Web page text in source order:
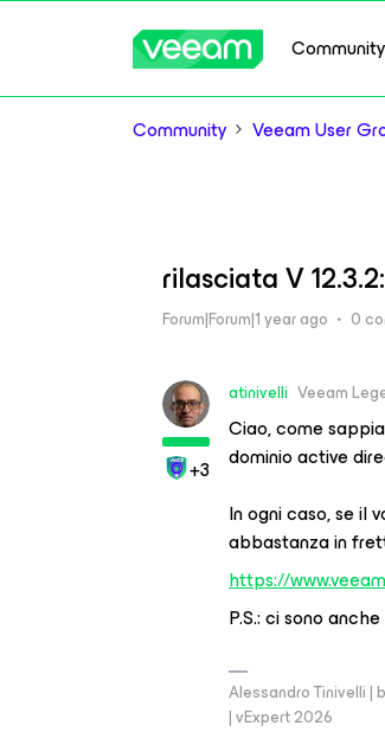
Community
Community Veeam User
rilasciata V
Forum|Forum|1 year ago 0
+3
atinivelli Veeam
Ciao, come
dominio active
In ogni caso, se il
abbastanza in
https://
P.S.: ci sono
Alessandro Tinivelli |
| vExpert 2026